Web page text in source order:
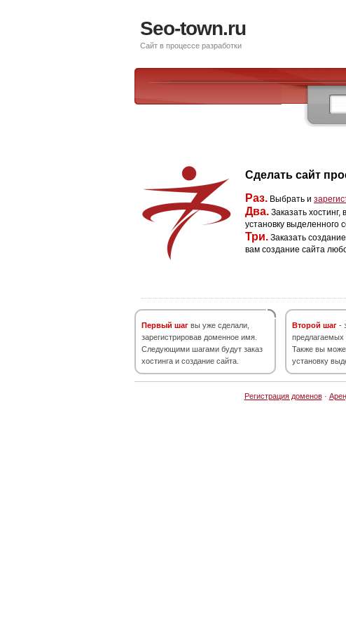
Seo-town.ru
Сайт в процессе разработки
Сделать сайт
Раз. Выбрать и
Два. Заказать
установку выделенного
Три. Заказать
вам создание сайта
Первый шаг вы уже сделали,
зарегистрировав доменное имя.
Следующими шагами будут заказ
хостинга и создание сайта.
Второй шаг -
предлагаемых
Также вы
установку
Регистрация доменов·